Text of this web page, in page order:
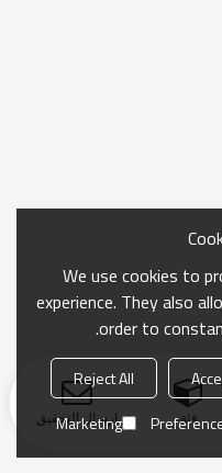
فئة ارسال التحقيق
We use cookies to
experience. They also
order to
Reject All
Marketing